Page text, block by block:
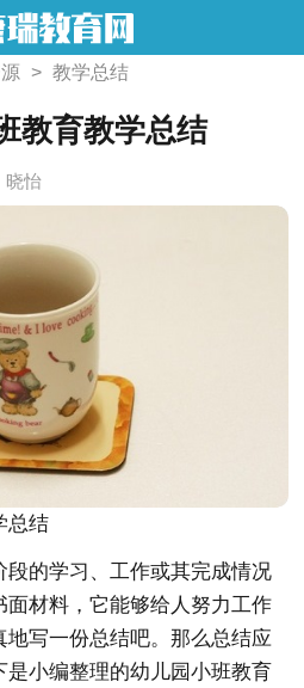
> 教学总结
教育教学总结
晓怡
总结
段的学习、工作或其完成情况
面材料，它能够给人努力工作
地写一份总结吧。那么总结应
小编整理的幼儿园小班教育